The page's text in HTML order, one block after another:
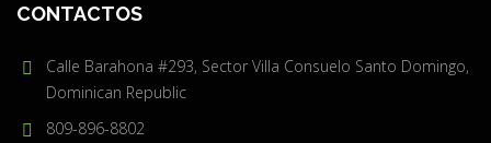
CONTACTOS
Calle Barahona #293, Sector Villa Consuelo Santo Domingo,
Dominican Republic
809-896-8802